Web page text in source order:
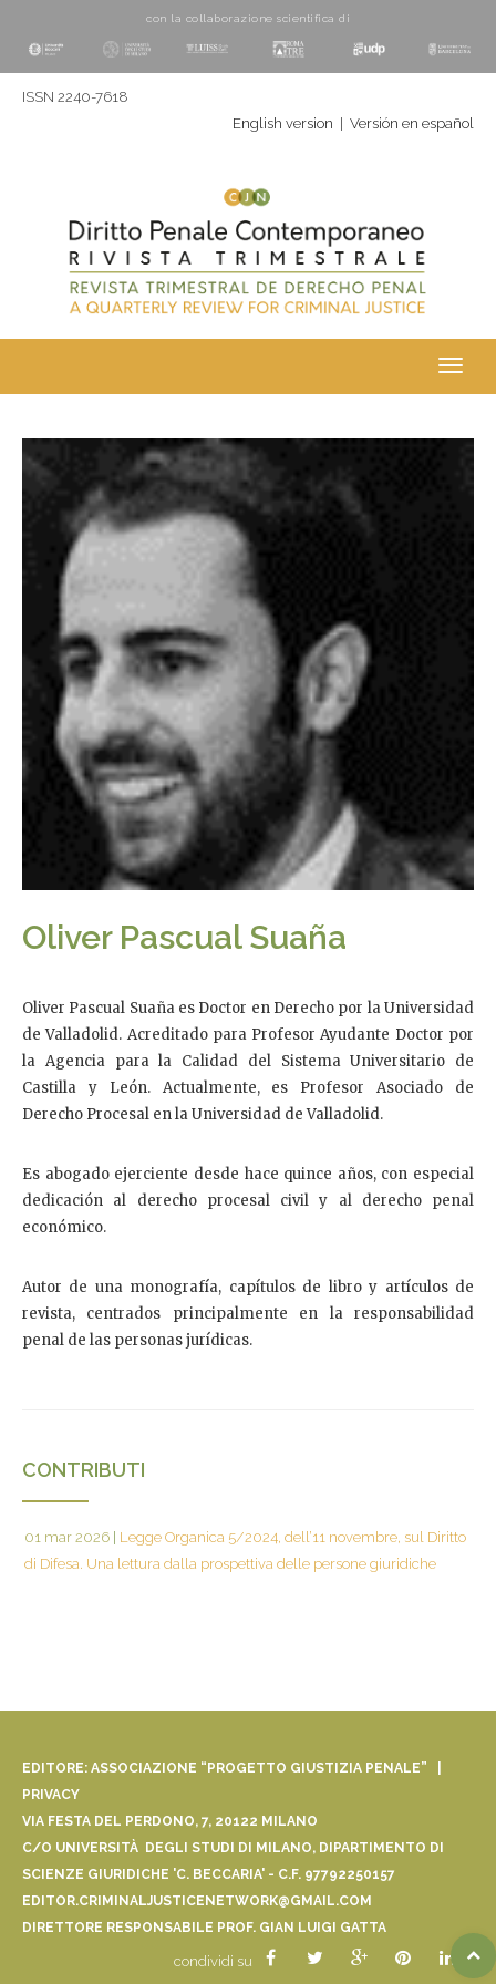
con la collaborazione scientifica di
ISSN 2240-7618
English version
Versión en español
Oliver Pascual Suaña
Oliver Pascual Suaña es Doctor en Derecho por la Universidad
de Valladolid. Acreditado para Profesor Ayudante Doctor por
la Agencia para la Calidad del Sistema Universitario de
Castilla y León. Actualmente, es Profesor Asociado de
Derecho Procesal en la Universidad de Valladolid.
Es abogado ejerciente desde hace quince años, con especial
dedicación al derecho procesal civil y al derecho penal
económico.
Autor de una monografía, capítulos de libro y artículos de
revista, centrados principalmente en la responsabilidad
penal de las personas jurídicas.
CONTRIBUTI
01 mar 2026
Legge Organica 5/2024, dell’11 novembre, sul Diritto
di Difesa. Una lettura dalla prospettiva delle persone giuridiche
EDITORE: ASSOCIAZIONE “PROGETTO GIUSTIZIA PENALE” |
PRIVACY
VIA FESTA DEL PERDONO, 7, 20122 MILANO
C/O UNIVERSITÀ DEGLI STUDI DI MILANO, DIPARTIMENTO DI
SCIENZE GIURIDICHE 'C. BECCARIA' - C.F. 97792250157
EDITOR.CRIMINALJUSTICENETWORK@GMAIL.COM
DIRETTORE RESPONSABILE PROF. GIAN LUIGI GATTA
condividi su